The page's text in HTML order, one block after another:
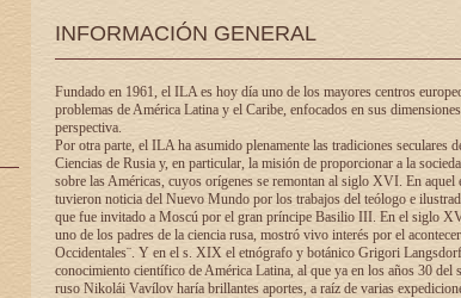
INFORMACIÓN GENERAL
Fundado en 1961, el ILA es hoy día uno de los mayores centros
problemas de América Latina y el Caribe, enfocados en sus
perspectiva.
Por otra parte, el ILA ha asumido plenamente las tradiciones seculares
Ciencias de Rusia y, en particular, la misión de proporcionar a la
sobre las Américas, cuyos orígenes se remontan al siglo XVI. En aquel
tuvieron noticia del Nuevo Mundo por los trabajos del teólogo e
que fue invitado a Moscú por el gran príncipe Basilio III. En el siglo
uno de los padres de la ciencia rusa, mostró vivo interés por el
Occidentales¨. Y en el s. XIX el etnógrafo y botánico Grigori Langsdorf
conocimiento científico de América Latina, al que ya en los años 30 del
ruso Nikolái Vavílov haría brillantes aportes, a raíz de varias